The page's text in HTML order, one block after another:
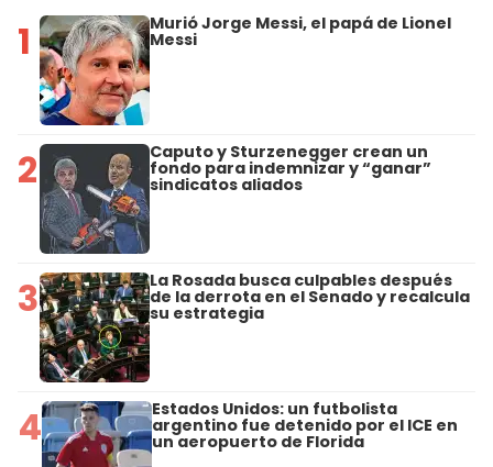
1 Murió Jorge Messi, el papá de Lionel
Messi
2 Caputo y Sturzenegger crean un
fondo para indemnizar y “ganar”
sindicatos aliados
3 La Rosada busca culpables después
de la derrota en el Senado y recalcula
su estrategia
4 Estados Unidos: un futbolista
argentino fue detenido por el ICE en
un aeropuerto de Florida